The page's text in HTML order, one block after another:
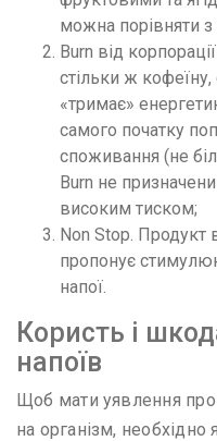
можна порівняти
Burn від
стільки ж
«тримає»
самого початку
споживання (не
Burn не
високим тиском;
Non Stop. Продукт
пропонує
напої.
Користь і
напоїв
Щоб мати уявлення
на організм,